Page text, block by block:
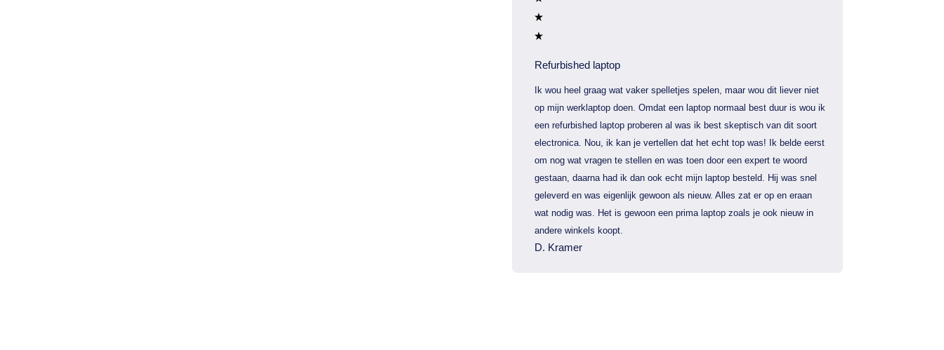
Refurbished laptop
Ik wou heel graag wat vaker spelletjes spelen, maar wou dit liever niet
op mijn werklaptop doen. Omdat een laptop normaal best duur is wou ik
een refurbished laptop proberen al was ik best skeptisch van dit soort
electronica. Nou, ik kan je vertellen dat het echt top was! Ik belde eerst
om nog wat vragen te stellen en was toen door een expert te woord
gestaan, daarna had ik dan ook echt mijn laptop besteld. Hij was snel
geleverd en was eigenlijk gewoon als nieuw. Alles zat er op en eraan
wat nodig was. Het is gewoon een prima laptop zoals je ook nieuw in
andere winkels koopt.
D. Kramer